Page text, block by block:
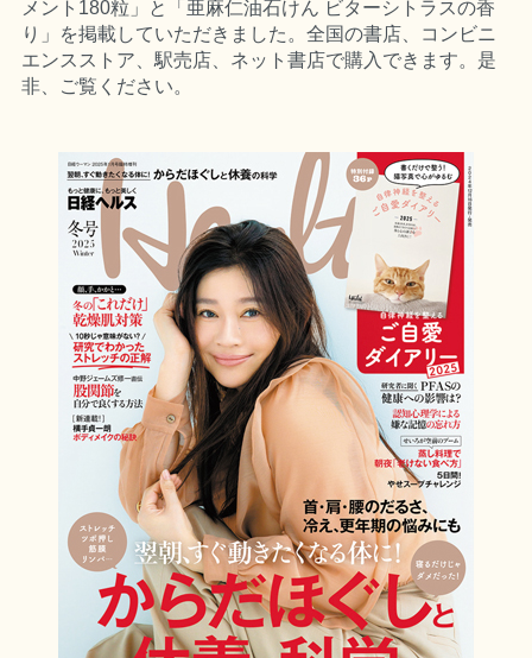
メント180粒」と「亜麻仁油石けん ビターシトラスの香
り」を掲載していただきました。全国の書店、コンビニ
エンスストア、駅売店、ネット書店で購入できます。是
非、ご覧ください。